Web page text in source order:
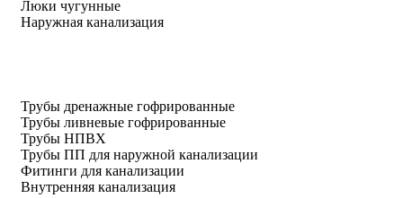
Люки чугунные
Наружная канализация
Трубы дренажные гофрированные
Трубы ливневые гофрированные
Трубы НПВХ
Трубы ПП для наружной канализации
Фитинги для канализации
Внутренняя канализация